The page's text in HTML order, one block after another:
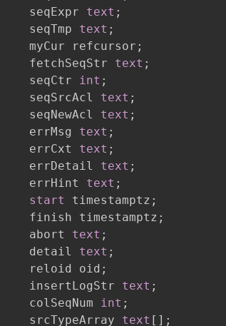
    seqExpr
text ;
    seqTmp
text ;
    myCur refcursor
;
    fetchSeqStr
text ;
    seqCtr
int ;
    seqSrcAcl
text ;
    seqNewAcl
text ;
    errMsg
text ;
    errCxt
text ;
    errDetail
text ;
    errHint
text ;
start
timestamptz ;
    finish timestamptz
;
    abort
text ;
    detail
text ;
    reloid oid
;
    insertLogStr
text ;
    colSeqNum
int ;
    srcTypeArray
text [ ] ;